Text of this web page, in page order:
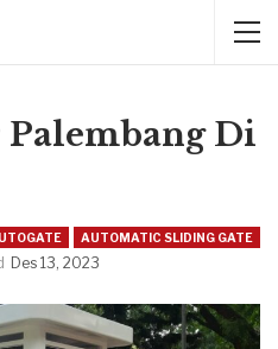
Di
AUTOMATIC SLIDING GATE
Des 13, 2023